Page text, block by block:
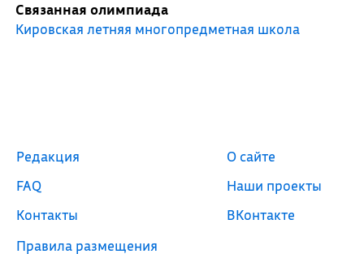
Связанная олимпиада
Кировская летняя многопредметная школа
Редакция
FAQ
Контакты
Правила размещения
О сайте
Наши проекты
ВКонтакте